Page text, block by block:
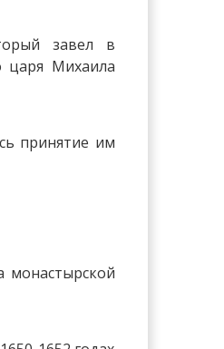
завел в
царя Михаила
принятие им
монастырской